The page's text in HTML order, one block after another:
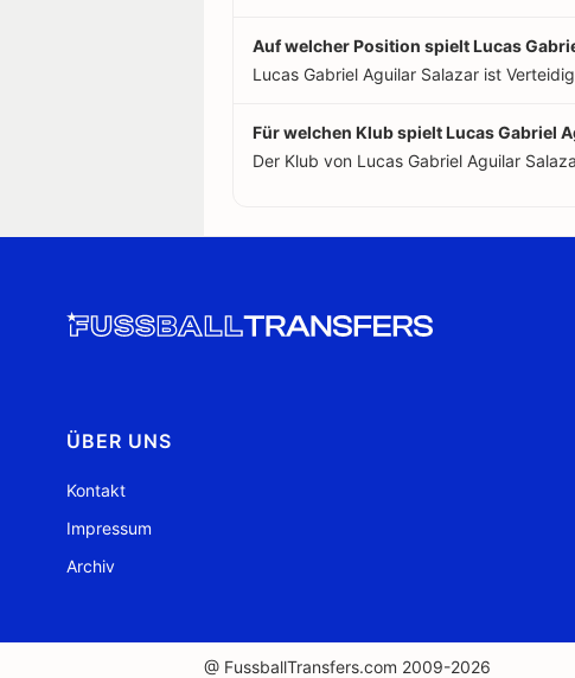
Auf welcher Position spielt Lucas
Lucas Gabriel Aguilar Salazar ist
Für welchen Klub spielt Lucas Gabriel
Der Klub von Lucas Gabriel Aguilar
ÜBER UNS
Kontakt
Impressum
Archiv
@ FussballTransfers.com 2009-2026